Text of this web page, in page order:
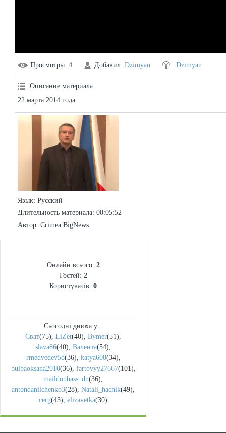
Просмотры: 4 Добавил: Dzimyan Dzimyan
Описание материала:
22 марта 2014 года.
Язык: Русский
Длительность материала: 00:05:52
Автор: Crimea BigNews
Онлайн всього: 2
Гостей: 2
Користувачів: 0
Сьогодні днюха у...
Сват(75), LiZet(40), Bymer(51),
slava86(40), Валента(54),
rmedvedev58(36), katya608(34),
bulbaoksana2010(36), fartovyy27667(101),
maildonbass_dn(36),
antondanilchenko3(28), Natali_hachik(49),
cerg(43), elizavetka(30)